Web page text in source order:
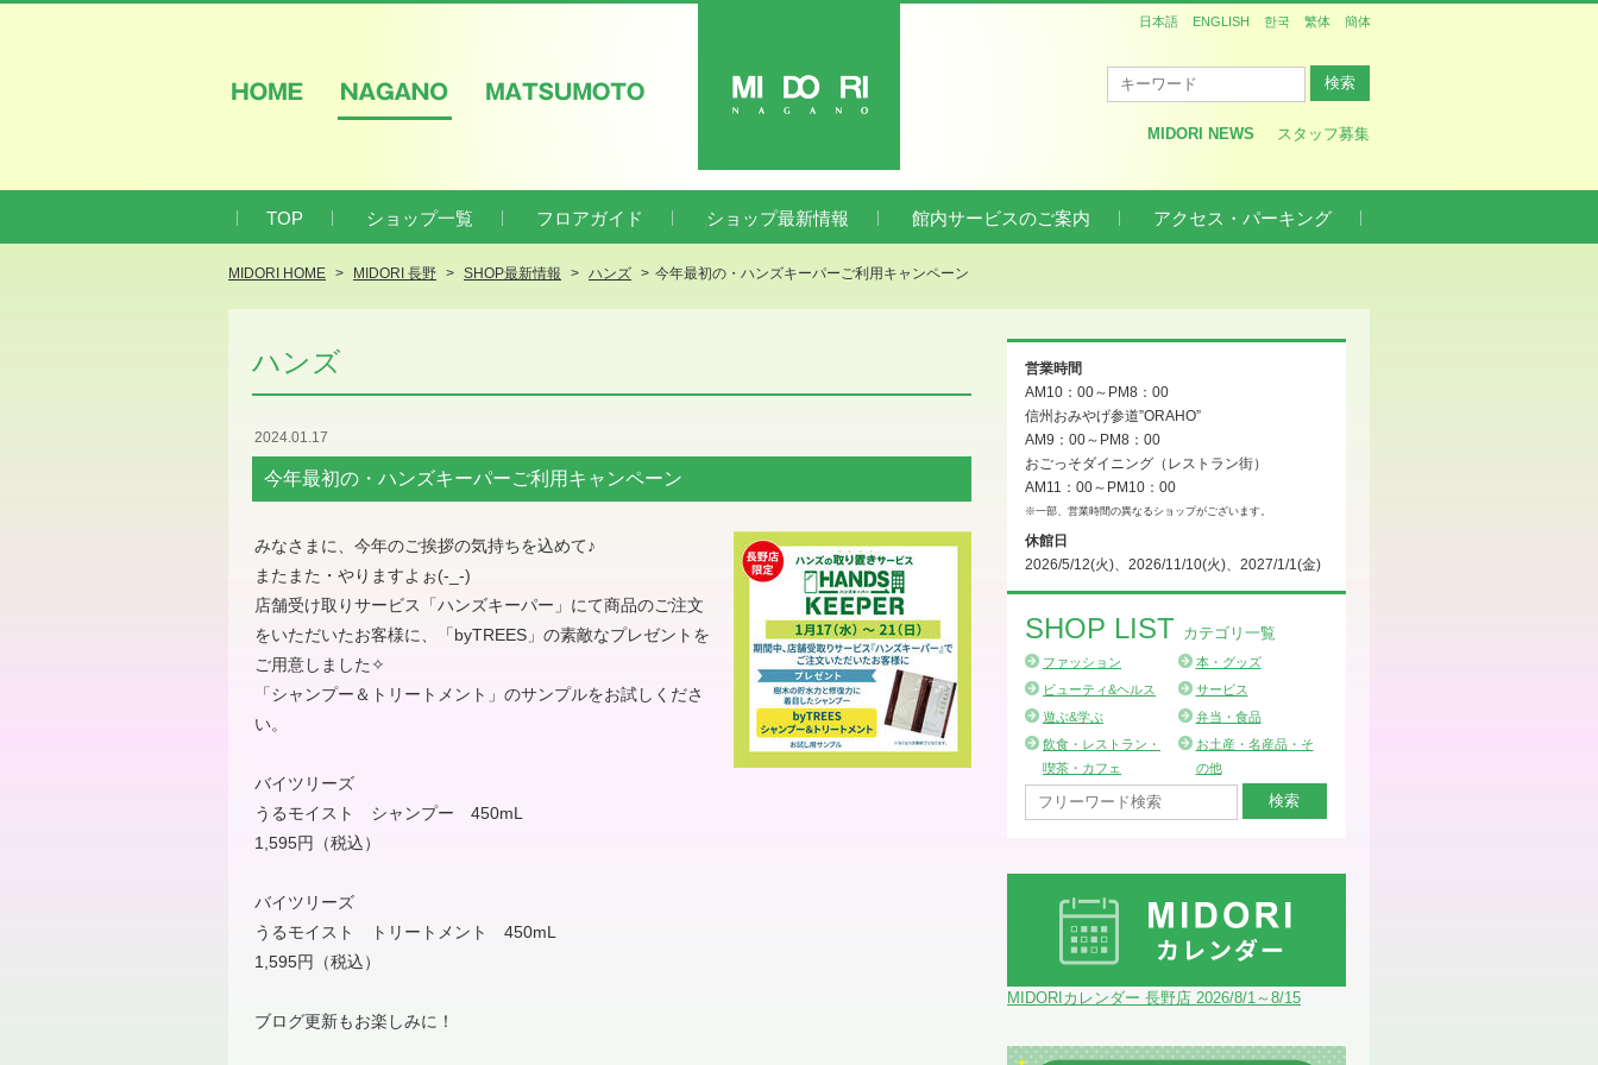
MIDORI NEWS
スタッフ募集
日本語 ENGLISH 한국 繁体 簡体
TOP ショップ一覧 フロアガイド ショップ最新情報 館内サービスのご案内 アクセス・パーキング
MIDORI HOME MIDORI 長野 SHOP最新情報 ハンズ 今年最初の・ハンズキーパーご利用キャンペーン
ハンズ
2024.01.17
今年最初の・ハンズキーパーご利用キャンペーン
みなさまに、今年のご挨拶の気持ちを込めて♪
またまた・やりますよぉ(-_-)
店舗受け取りサービス「ハンズキーパー」にて商品のご注文
をいただいたお客様に、「byTREES 」の素敵なプレゼントを
ご用意しました✧
「シャンプー＆トリートメント」のサンプルをお試しくださ
い。
バイツリーズ
うるモイスト シャンプー 450mL
1,595円（税込）
バイツリーズ
うるモイスト トリートメント 450mL
1,595円（税込）
ブログ更新もお楽しみに！
営業時間
AM10：00～PM8：00
信州おみやげ参道”ORAHO”
AM9：00～PM8：00
おごっそダイニング（レストラン街）
AM11：00～PM10：00
※一部、営業時間の異なるショップがございます。
休館日
2026/5/12(火)、2026/11/10(火)、2027/1/1(金)
SHOP LIST カテゴリ一覧
ファッション
本・グッズ
ビューティ&ヘルス
サービス
遊ぶ&学ぶ
弁当・食品
飲食・レストラン・
喫茶・カフェ
お土産・名産品・そ
の他
MIDORIカレンダー 長野店 2026/8/1～8/15